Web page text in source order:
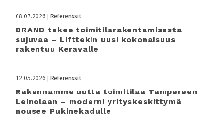
08.07.2026 | Referenssit
BRAND tekee toimitilarakentamisesta
sujuvaa – Lifttekin uusi kokonaisuus
rakentuu Keravalle
12.05.2026 | Referenssit
Rakennamme uutta toimitilaa Tampereen
Leinolaan – moderni yrityskeskittymä
nousee Pukinekadulle